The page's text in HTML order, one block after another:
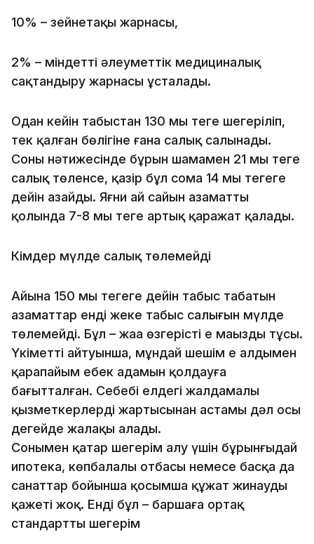
10% – зейнетақы жарнасы,
2% – міндетті әлеуметтік медициналық
сақтандыру жарнасы ұсталады.
Одан кейін табыстан 130 мың теңге шегеріліп,
тек қалған бөлігіне ғана салық салынады.
Соның нәтижесінде бұрын шамамен 21 мың теңге
салық төленсе, қазір бұл сома 14 мың теңгеге
дейін азайды. Яғни ай сайын азаматтың
қолында 7-8 мың теңге артық қаражат қалады.
Кімдер мүлде салық төлемейді
Айына 150 мың теңгеге дейін табыс табатын
азаматтар енді жеке табыс салығын мүлде
төлемейді. Бұл – жаңа өзгерістің ең маңызды тұсы.
Үкіметтің айтуынша, мұндай шешім ең алдымен
қарапайым еңбек адамын қолдауға
бағытталған. Себебі елдегі жалдамалы
қызметкерлердің жартысынан астамы дәл осы
деңгейде жалақы алады.
Сонымен қатар шегерім алу үшін бұрынғыдай
ипотека, көпбалалы отбасы немесе басқа да
санаттар бойынша қосымша құжат жинаудың
қажеті жоқ. Енді бұл – баршаға ортақ
стандартты шегерім